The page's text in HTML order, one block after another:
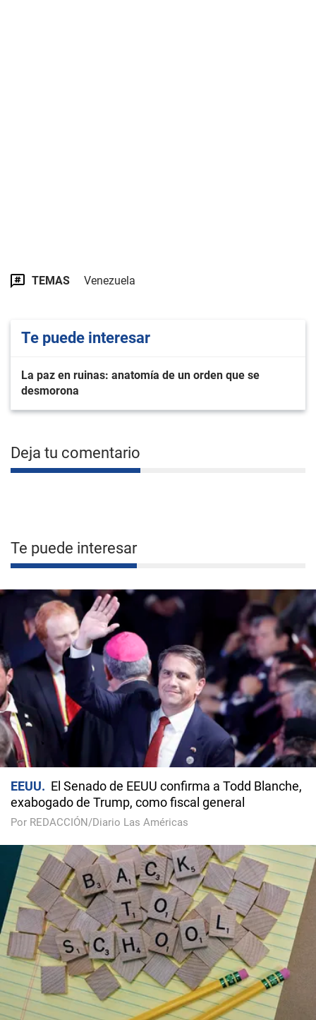
TEMAS Venezuela
Te puede interesar
La paz en ruinas: anatomía de un orden que se
desmorona
Deja tu comentario
Te puede interesar
EEUU
El Senado de EEUU confirma a Todd Blanche,
exabogado de Trump, como fiscal general
Por REDACCIÓN/Diario Las Américas